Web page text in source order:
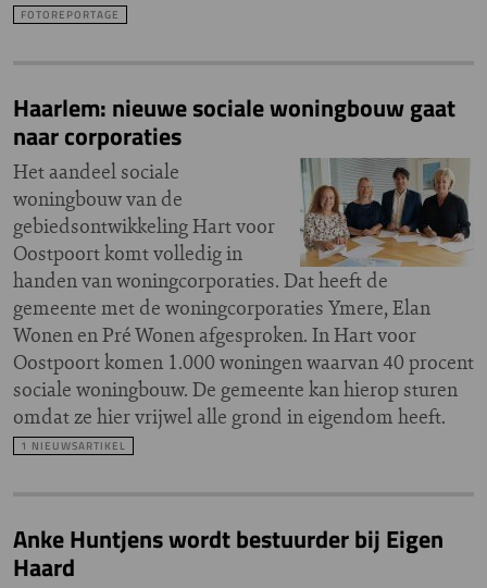
FOTOREPORTAGE
Haarlem: nieuwe sociale woningbouw gaat
naar corporaties
Het aandeel sociale
woningbouw van de
gebiedsontwikkeling Hart voor
Oostpoort komt volledig in
handen van woningcorporaties. Dat heeft de
gemeente met de woningcorporaties Ymere, Elan
Wonen en Pré Wonen afgesproken. In Hart voor
Oostpoort komen 1.000 woningen waarvan 40 procent
sociale woningbouw. De gemeente kan hierop sturen
omdat ze hier vrijwel alle grond in eigendom heeft.
1 NIEUWSARTIKEL
Anke Huntjens wordt bestuurder bij Eigen
Haard